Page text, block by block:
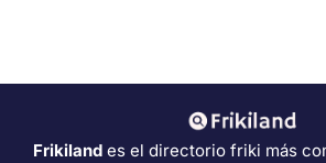
Frikiland es el directorio friki más